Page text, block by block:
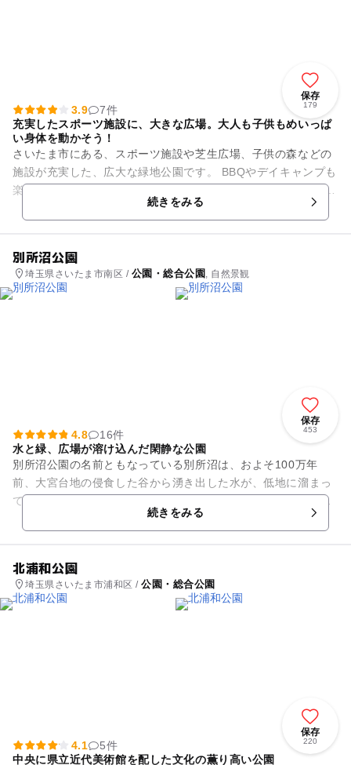
保存
179
3.9
7件
充実したスポーツ施設に、大きな広場。大人も子供もめいっぱ
い身体を動かそう！
さいたま市にある、スポーツ施設や芝生広場、子供の森などの
施設が充実した、広大な緑地公園です。 BBQやデイキャンプも
楽しめます。 敷地内には、テニスコートや野球場、ソフトボー
続きをみる
別所沼公園
埼玉県さいたま市南区 / 公園・総合公園 , 自然景観
保存
453
4.8
16件
水と緑、広場が溶け込んだ閑静な公園
別所沼公園の名前ともなっている別所沼は、およそ100万年
前、大宮台地の侵食した谷から湧き出した水が、低地に溜まっ
てできたと考えられています。沼の周辺には、メタセコイヤや
ラクウショウが茂り、水と緑...続きをみる
北浦和公園
埼玉県さいたま市浦和区 /公園・総合公園
保存
220
4.1
5件
中央に県立近代美術館を配した文化の薫り高い公園